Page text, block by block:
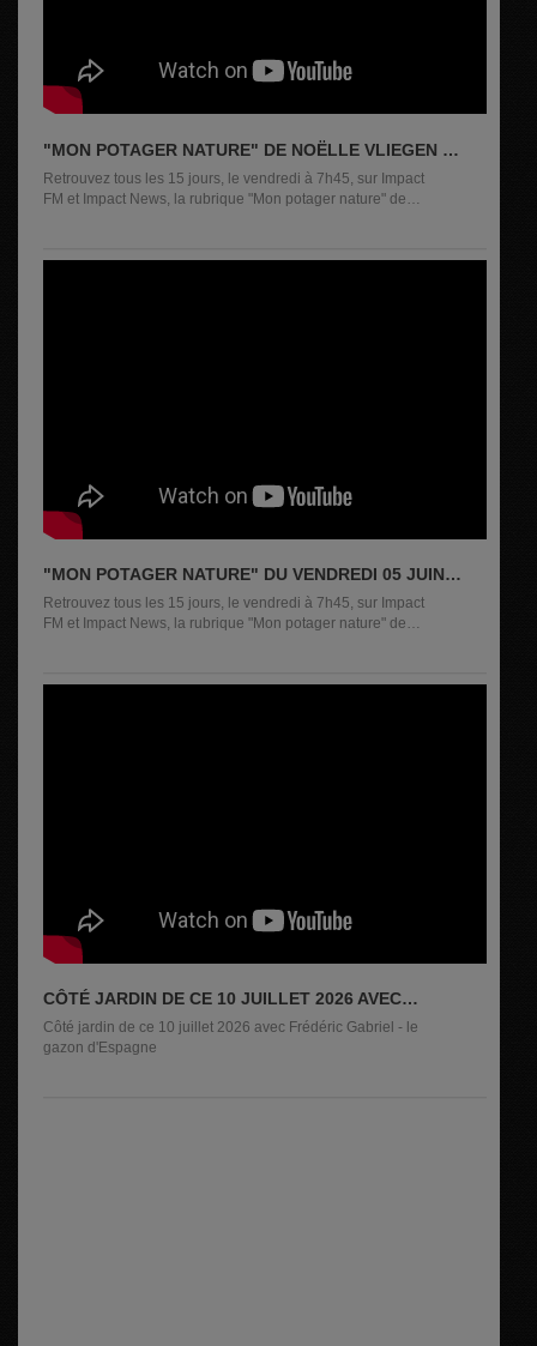
"MON POTAGER NATURE" DE NOËLLE VLIEGEN DU
17 JUILLET 2026
Retrouvez tous les 15 jours, le vendredi à 7h45, sur Impact
FM et Impact News, la rubrique "Mon potager nature" de
"MON POTAGER NATURE" DU VENDREDI 05 JUIN
2026
Retrouvez tous les 15 jours, le vendredi à 7h45, sur Impact
FM et Impact News, la rubrique "Mon potager nature" de
CÔTÉ JARDIN DE CE 10 JUILLET 2026 AVEC
FRÉDÉRIC GABRIEL
Côté jardin de ce 10 juillet 2026 avec Frédéric Gabriel - le
gazon d'Espagne